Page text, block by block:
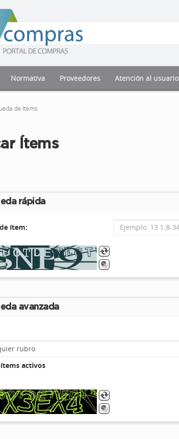
Normativa Proveedores Atención al usuario
de Ítems
Ítems
rápida
ítem:
avanzada
activos